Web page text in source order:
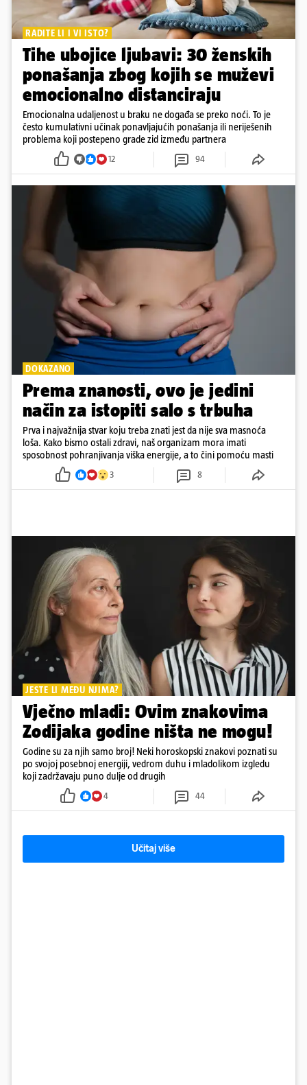
RADITE LI I VI ISTO?
Tihe ubojice ljubavi: 30 ženskih
ponašanja zbog kojih se muževi
emocionalno distanciraju
Emocionalna udaljenost u braku ne događa se preko noći. To je
često kumulativni učinak ponavljajućih ponašanja ili neriješenih
problema koji postepeno grade zid između partnera
12 94
DOKAZANO
Prema znanosti, ovo je jedini
način za istopiti salo s trbuha
Prva i najvažnija stvar koju treba znati jest da nije sva masnoća
loša. Kako bismo ostali zdravi, naš organizam mora imati
sposobnost pohranjivanja viška energije, a to čini pomoću masti
3 8
JESTE LI MEĐU NJIMA?
Vječno mladi: Ovim znakovima
Zodijaka godine ništa ne mogu!
Godine su za njih samo broj! Neki horoskopski znakovi poznati su
po svojoj posebnoj energiji, vedrom duhu i mladolikom izgledu
koji zadržavaju puno dulje od drugih
4 44
Učitaj više